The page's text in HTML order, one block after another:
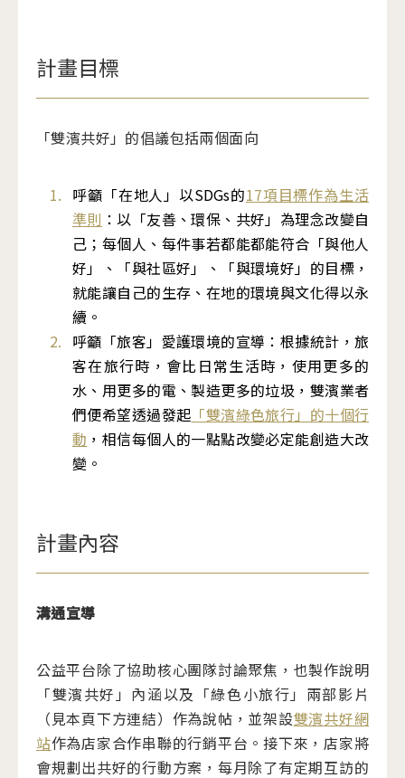
計畫目標
「雙濱共好」的倡議包括兩個面向
呼籲「在地人」以SDGs的17項目標作為生活
準則 ： 以「友善、環保、共好」為理念改變自
己；每個人、每件事若都能都能符合「與他人
好」、「與社區好」、「與環境好」的目標，
就能讓自己的生存、在地的環境與文化得以永
續。
呼籲「旅客」愛護環境的宣導：根據統計，旅
客在旅行時，會比日常生活時，使用更多的
水、用更多的電、製造更多的垃圾，雙濱業者
們便希望透過發起 「雙濱綠色旅行」的十個行
動 ，相信每個人的一點點改變必定能創造大改
變。
計畫內容
溝通宣導
公益平台除了協助核心團隊討論聚焦，也製作說明
「雙濱共好」內涵以及「綠色小旅行」兩部影片
（見本頁下方連結）作為說帖，並架設雙濱共好網
站作為店家合作串聯的行銷平台。接下來，店家將
會規劃出共好的行動方案，每月除了有定期互訪的